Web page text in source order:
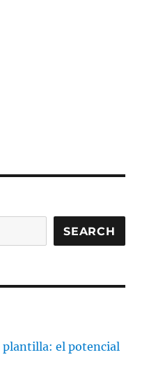
SEARCH
plantilla: el potencial